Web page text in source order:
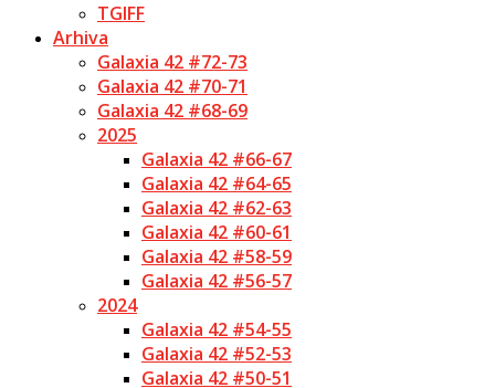
TGIFF
Arhiva
Galaxia 42 #72-73
Galaxia 42 #70-71
Galaxia 42 #68-69
2025
Galaxia 42 #66-67
Galaxia 42 #64-65
Galaxia 42 #62-63
Galaxia 42 #60-61
Galaxia 42 #58-59
Galaxia 42 #56-57
2024
Galaxia 42 #54-55
Galaxia 42 #52-53
Galaxia 42 #50-51